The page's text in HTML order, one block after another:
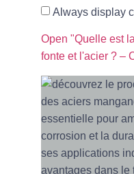
Always display
Open "Quelle est
fonte et l'acier ? –